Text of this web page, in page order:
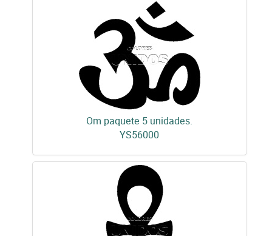
Om paquete 5 unidades.
YS56000